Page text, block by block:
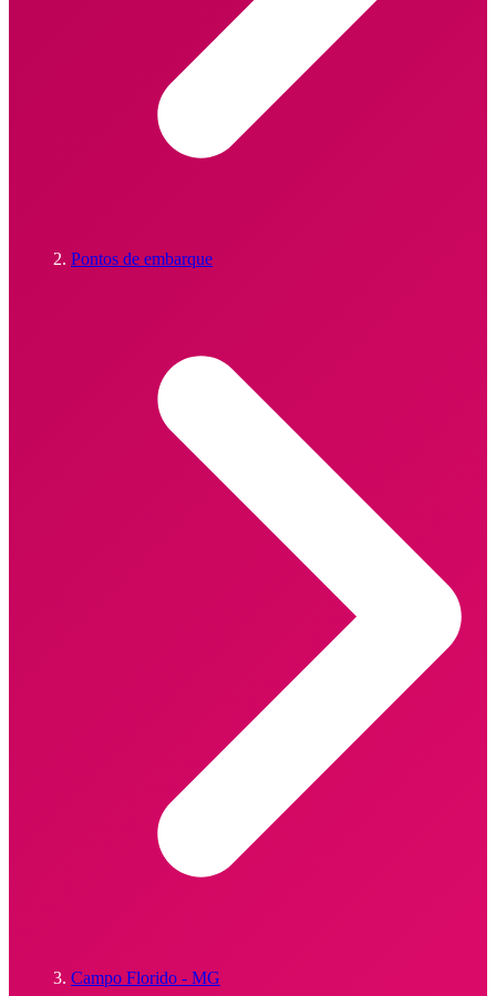
Pontos de embarque
Campo Florido - MG